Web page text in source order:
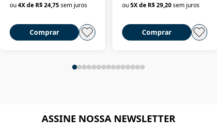
ou4X de R$ 24,75sem juros
Comprar
ou 5X de R$ 29,20 sem juros
Comprar
ASSINE NOSSA NEWSLETTER